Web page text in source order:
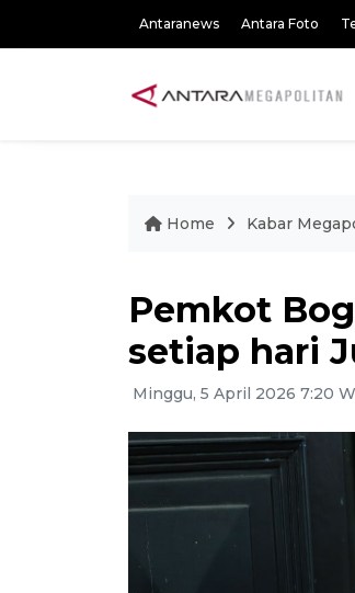
Antaranews Antara Foto
Home Kabar
Pemkot
setiap hari
Minggu, 5 April 2026 7:20